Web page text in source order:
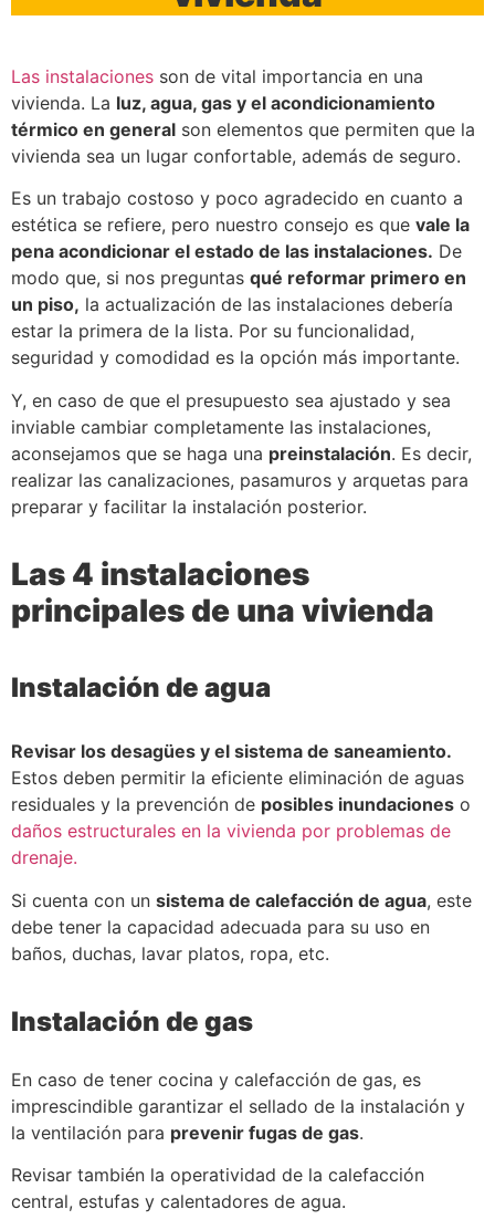
Las instalaciones son de vital importancia en una
vivienda. La luz, agua, gas y el acondicionamiento
térmico en general son elementos que permiten que la
vivienda sea un lugar confortable, además de seguro.
Es un trabajo costoso y poco agradecido en cuanto a
estética se refiere, pero nuestro consejo es que vale la
pena acondicionar el estado de las instalaciones. De
modo que, si nos preguntas qué reformar primero en
un piso, la actualización de las instalaciones debería
estar la primera de la lista. Por su funcionalidad,
seguridad y comodidad es la opción más importante.
Y, en caso de que el presupuesto sea ajustado y sea
inviable cambiar completamente las instalaciones,
aconsejamos que se haga una preinstalación. Es decir,
realizar las canalizaciones, pasamuros y arquetas para
preparar y facilitar la instalación posterior.
Las 4 instalaciones
principales de una vivienda
Instalación de agua
Revisar los desagües y el sistema de saneamiento.
Estos deben permitir la eficiente eliminación de aguas
residuales y la prevención de posibles inundaciones o
daños estructurales en la vivienda por problemas de
drenaje.
Si cuenta con un sistema de calefacción de agua, este
debe tener la capacidad adecuada para su uso en
baños, duchas, lavar platos, ropa, etc.
Instalación de gas
En caso de tener cocina y calefacción de gas, es
imprescindible garantizar el sellado de la instalación y
la ventilación para prevenir fugas de gas.
Revisar también la operatividad de la calefacción
central, estufas y calentadores de agua.